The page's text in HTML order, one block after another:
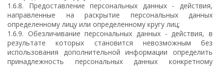
1.6.8. Предоставление персональных данных - действия,
направленные на раскрытие персональных данных
определенному лицу или определенному кругу лиц;
1.6.9. Обезличивание персональных данных - действия, в
результате которых становится невозможным без
использования дополнительной информации определить
принадлежность персональных данных конкретному